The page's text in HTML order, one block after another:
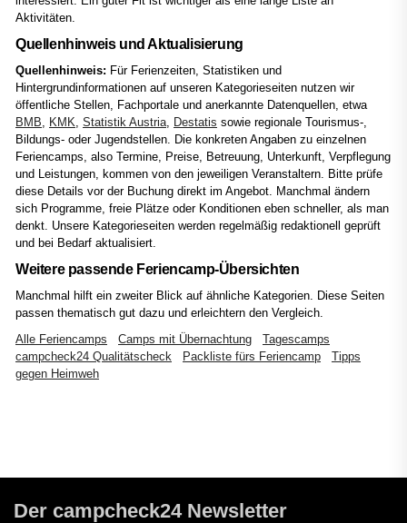
Aktivitäten.
Quellenhinweis und Aktualisierung
Quellenhinweis: Für Ferienzeiten, Statistiken und
Hintergrundinformationen auf unseren Kategorieseiten nutzen wir
öffentliche Stellen, Fachportale und anerkannte Datenquellen, etwa
BMB
KMK Statistik Austria Destatis sowie regionale Tourismus-,
Bildungs- oder Jugendstellen. Die konkreten Angaben zu einzelnen
Feriencamps, also Termine, Preise, Betreuung, Unterkunft, Verpflegung
und Leistungen, kommen von den jeweiligen Veranstaltern. Bitte prüfe
diese Details vor der Buchung direkt im Angebot. Manchmal ändern
sich Programme, freie Plätze oder Konditionen eben schneller, als man
denkt. Unsere Kategorieseiten werden regelmäßig redaktionell geprüft
und bei Bedarf aktualisiert.
Weitere passende Feriencamp-Übersichten
Manchmal hilft ein zweiter Blick auf ähnliche Kategorien. Diese Seiten
passen thematisch gut dazu und erleichtern den Vergleich.
Alle Feriencamps
Camps mit Übernachtung
Tagescamps
campcheck24 Qualitätscheck
Packliste fürs Feriencamp
Tipps
gegen Heimweh
Der campcheck24 Newsletter